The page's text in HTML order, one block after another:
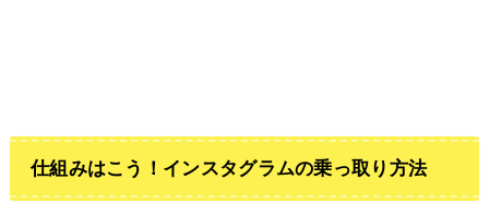
仕組みはこう！インスタグラムの乗っ取り方法